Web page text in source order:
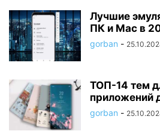
Лучшие
ПК и Mac в
gorban -
ТОП-14 тем
приложений
gorban -